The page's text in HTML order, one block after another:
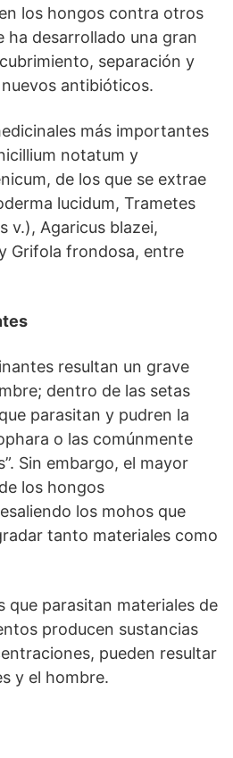
los hongos contra otros
ha desarrollado una gran
separación y
antibióticos.
más importantes
notatum y
de los que se extrae
lucidum, Trametes
v.), Agaricus blazei,
Grifola frondosa, entre
resultan un grave
dentro de las setas
parasitan y pudren la
o las comúnmente
Sin embargo, el mayor
los hongos
los mohos que
tanto materiales como
que parasitan materiales de
producen sustancias
pueden resultar
y el hombre.